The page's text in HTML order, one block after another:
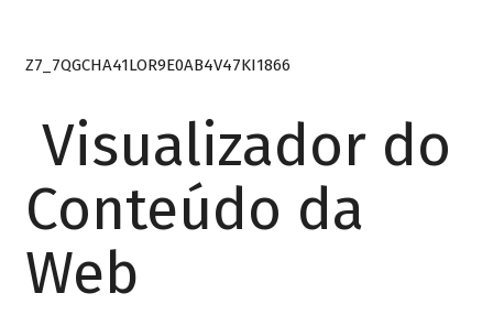
Z7_7QGCHA41LOR9E0AB4V47KI1866
Visualizador do
Conteúdo da
Web